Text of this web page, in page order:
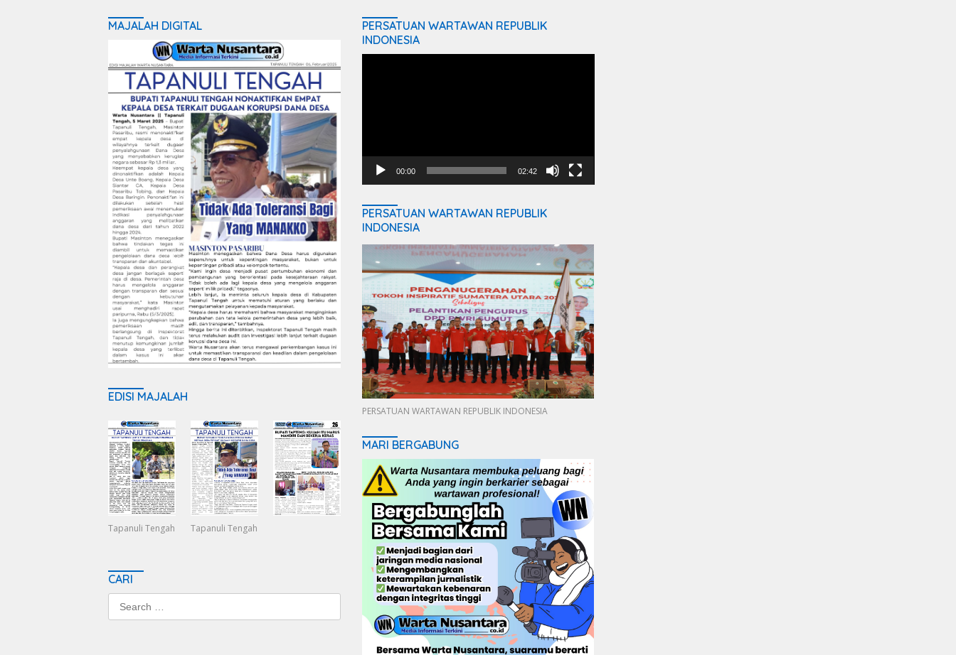
MAJALAH DIGITAL
EDISI MAJALAH
Tapanuli Tengah Tapanuli Tengah
CARI
PERSATUAN WARTAWAN REPUBLIK
INDONESIA
00:00 02:42
PERSATUAN WARTAWAN REPUBLIK
INDONESIA
PERSATUAN WARTAWAN REPUBLIK INDONESIA
MARI BERGABUNG